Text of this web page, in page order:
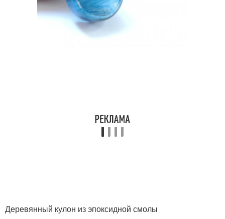
Деревянный кулон из эпоксидной смолы